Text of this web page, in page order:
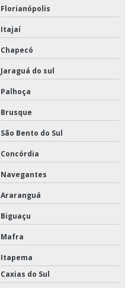
Florianópolis
Itajaí
Chapecó
Jaraguá do sul
Palhoça
Brusque
São Bento do Sul
Concórdia
Navegantes
Araranguá
Biguaçu
Mafra
Itapema
Caxias do Sul